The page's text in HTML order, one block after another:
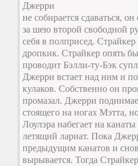
Джерри
не собирается сдаваться,
за шею второй свободной
себя в полприсед.
дропкик. Страйкер опять
проводит Бэлли-ту-Бэк
Джерри встает над ним и
кулаков. Собственно он
промазал. Джерри
стоящего на ногах Мэтта,
Лоулэра набегает на
летящий лариат. Пока
предыдущим канатов и
вырывается. Тогда